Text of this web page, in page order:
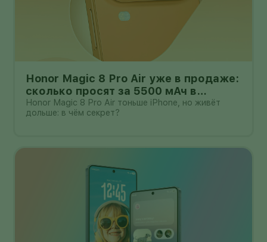
Honor Magic 8 Pro Air уже в продаже:
сколько просят за 5500 мАч в
корпусе толщиной всего 6,1 мм?
Honor Magic 8 Pro Air тоньше iPhone, но живёт
дольше: в чём секрет?